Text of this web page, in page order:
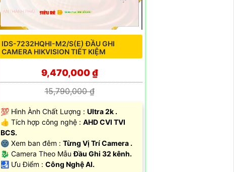
IDS-7232HQHI-M2/S(E) ĐẦU GHI
CAMERA HIKVISION TIẾT KIỆM
9,470,000 ₫
15,790,000 ₫
💯 Hình Ành Chất Lượng : Ultra 2k .
👍 Tích hợp công nghệ : AHD CVI TVI
BCS.
🌚 Xem ban đêm : Từng Vị Trí Camera .
🐉️ Camera Theo MẫuĐầu Ghi 32 kênh.
️🛃 Ưu Điểm : Công Nghệ AI.